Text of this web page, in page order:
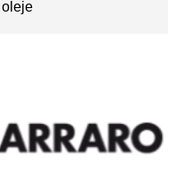
oleje